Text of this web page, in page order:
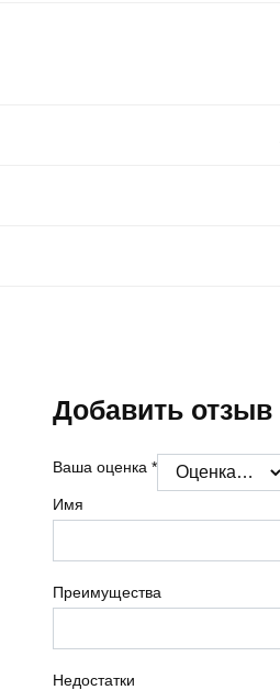
Добавить отзыв
Ваша оценка *
Имя
Преимущества
Недостатки